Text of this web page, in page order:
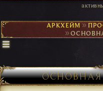
АРКХЕЙМ►
►